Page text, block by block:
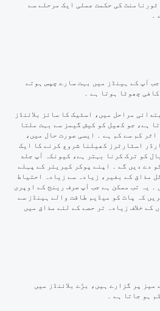
ٹورنامنٹ کی حکمت عملی ایک مرحلے سے
آپ کے ہینڈز میں بہت سارے چپس ہوتے
چھوٹا ہوتا ہے ۔
مراحل میں، اسٹیک کا سائز بلائنڈز
ہے، جو کھیل کو کیش گیمز سے بہت ملتا
اثر کم سے کم ہے ۔ ایسی صورت حال میں،
اسٹارٹرز کھیلنا شروع کرنے کا ایک
کو ترک کرنا بہتر ہے، کیونکہ آپ جلد
دے دیں گے ۔ اپنے پوکر کیریئر کے پہلے
مذاق کے بغیر، زیادہ سے زیادہ احتیاط
یہ تب ممکن ہے جب آپ صرف رینج کے اوپری
کہ پاٹ کو میڈیم طاقت والے ہینڈز سے
کے خلاف زیادہ تر حصے کے لئے مذاق میں
پر گزارے ہیں، بڑے بلائنڈز میں
ہو جاتا ہے ۔